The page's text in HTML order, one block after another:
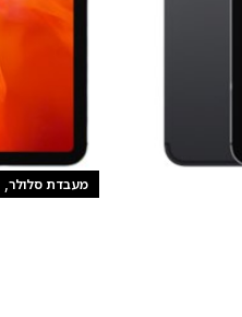
מעבדת סלולר,